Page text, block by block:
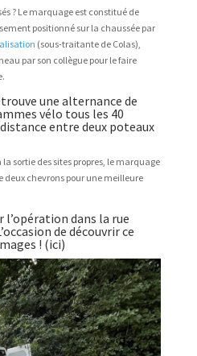
? Le marquage est constitué de
positionné sur la chaussée par
(sous-traitante de Colas),
par son collègue pour le faire
une alternance de
vélo tous les 40
entre deux poteaux
la sortie des sites propres, le marquage
deux chevrons pour une meilleure
l’opération dans la rue
de découvrir ce
! (ici)